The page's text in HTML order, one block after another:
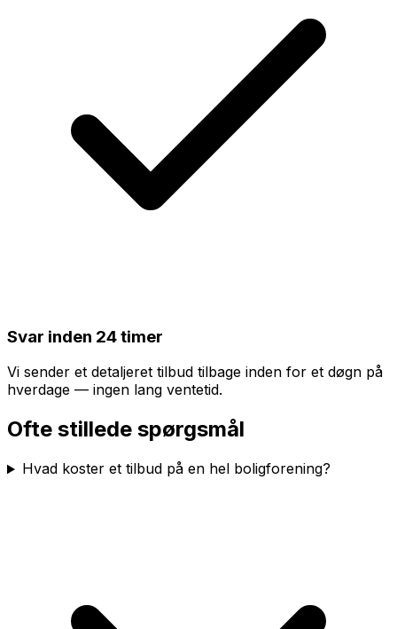
Svar inden 24 timer
Vi sender et detaljeret tilbud tilbage inden for et døgn på
hverdage — ingen lang ventetid.
Ofte stillede spørgsmål
Hvad koster et tilbud på en hel boligforening?